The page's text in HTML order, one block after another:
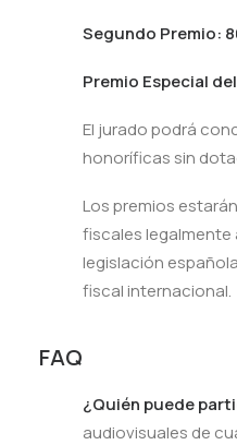
Segundo Premio:
Premio Especial
El jurado podrá
honoríficas sin
Los premios
fiscales legalmente
legislación
fiscal internacional.
FAQ
¿Quién puede
audiovisuales de